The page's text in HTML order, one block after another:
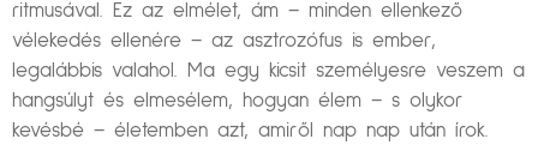
ritmusával. Ez az elmélet, ám – minden ellenkező
vélekedés ellenére – az asztrozófus is ember,
legalábbis valahol. Ma egy kicsit személyesre veszem a
hangsúlyt és elmesélem, hogyan élem – s olykor
kevésbé – életemben azt, amiről nap nap után írok.